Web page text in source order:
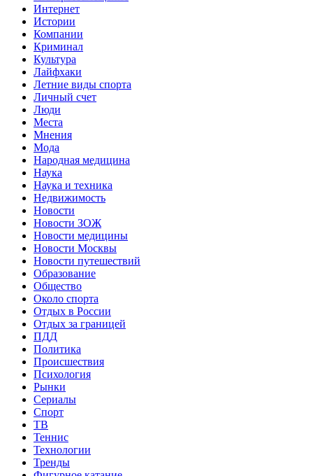
Интернет
Истории
Компании
Криминал
Культура
Лайфхаки
Летние виды спорта
Личный счет
Люди
Места
Мнения
Мода
Народная медицина
Наука
Наука и техника
Недвижимость
Новости
Новости ЗОЖ
Новости медицины
Новости Москвы
Новости путешествий
Образование
Общество
Около спорта
Отдых в России
Отдых за границей
ПДД
Политика
Происшествия
Психология
Рынки
Сериалы
Спорт
ТВ
Теннис
Технологии
Тренды